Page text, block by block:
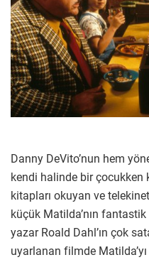
Danny DeVito’nun hem
kendi halinde bir çocukken
kitapları okuyan ve
küçük Matilda’nın
yazar Roald Dahl’ın çok
uyarlanan filmde